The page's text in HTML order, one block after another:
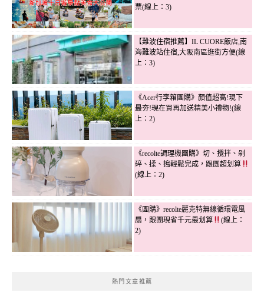
票(線上：3)
【難波住宿推薦】IL CUORE飯店,南
海難波站住宿,大阪南區逛街方便(線
上：3)
《Acer行李箱團購》顏值超高!現下
最夯!現在買再加送精美小禮物!(線
上：2)
《recolte調理機團購》切、攪拌、剁
碎、揉、搗輕鬆完成，跟團超划算
(線上：2)
《團購》recolte麗克特無線循環電風
扇，跟團現省千元最划算
(線上：
2)
熱門文章推薦